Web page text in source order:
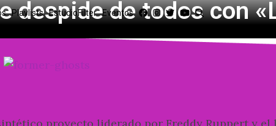
Playlists EstudioFilter Eventos
despide de todos con